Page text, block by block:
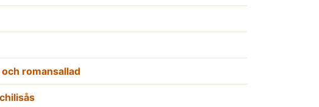
romansallad